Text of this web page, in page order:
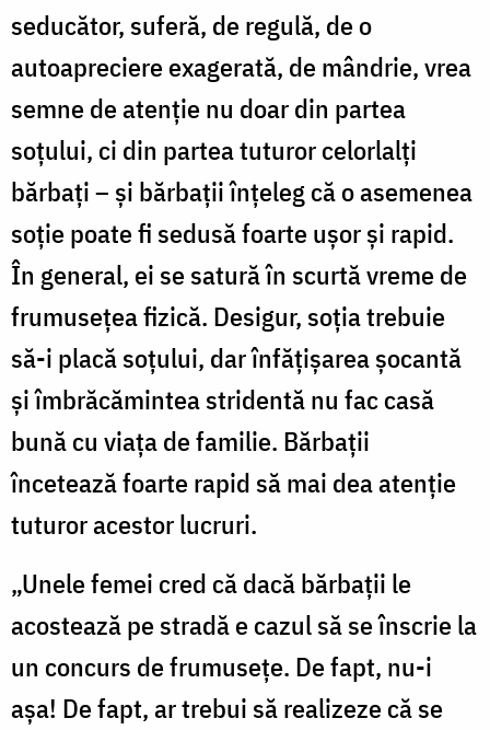
seducător, suferă, de regulă, de o
autoaprecie­re exagerată, de mândrie, vrea
semne de aten­ţie nu doar din partea
soţului, ci din partea tutu­ror celorlalţi
bărbaţi – şi bărbaţii înţeleg că o asemenea
soţie poate fi sedusă foarte uşor şi rapid.
În general, ei se satură în scurtă vreme de
fru­museţea fizică. Desigur, soţia trebuie
să-i placă soţului, dar înfăţişarea şocantă
şi îmbrăcămin­tea stridentă nu fac casă
bună cu viața de familie. Bărbaţii
încetează foarte rapid să mai dea atenţie
tuturor acestor lucruri.
„Unele femei cred că dacă bărbaţii le
acostea­ză pe stradă e cazul să se înscrie la
un concurs de frumuseţe. De fapt, nu-i
aşa! De fapt, ar trebui să realizeze că se